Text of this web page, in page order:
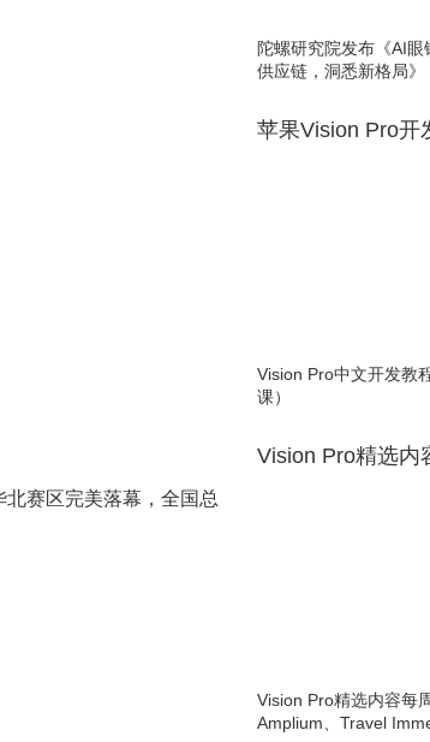
赛区完美落幕，全国总
陀螺研究院发布《AI
供应链，洞悉新格局》
苹果Vision Pro开
Vision Pro中文开发教
课）
Vision Pro精选内
Vision Pro精选内容每
Amplium、Travel